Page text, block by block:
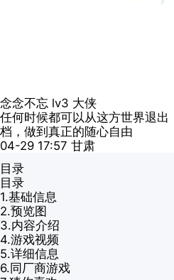
念念不忘 lv3 大侠
任何时候都可以从这方世界退
档，做到真正的随心自由
04-29 17:57 甘肃
目录
目录
1.基础信息
2.预览图
3.内容介绍
4.游戏视频
5.详细信息
6.同厂商游戏